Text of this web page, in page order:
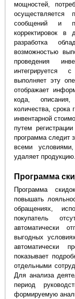
мощностей,
осуществляется
сообщений и
корректировок в
разработка
возможностью
проведения
интегрируется
выполняет эту
отображает
кода, описания,
количества, срока
инвентарной
путем
программа следит
всеми
удаляет продукцию.
Программа
Программа
повышать
обращениях,
покупатель
автоматически
выгодных
автоматически
показывает
отдельными
Для анализа
период
формируемую